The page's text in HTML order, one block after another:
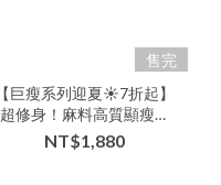
售完
【巨瘦系列迎夏☀️7折起】
超修身！麻料高質顯瘦下
擺抽繩率性外罩式背心-
xxx-109316▶
NT$1,880